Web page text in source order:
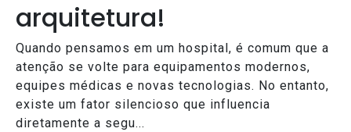
arquitetura!
Quando pensamos em um hospital, é comum que a
atenção se volte para equipamentos modernos,
equipes médicas e novas tecnologias. No entanto,
existe um fator silencioso que influencia
diretamente a segu...